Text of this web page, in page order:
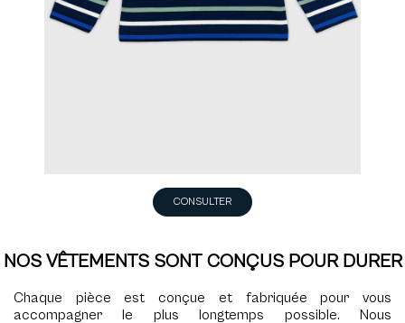
CONSULTER
NOS VÊTEMENTS SONT CONÇUS POUR DURER
Chaque pièce est conçue et fabriquée pour vous
accompagner le plus longtemps possible. Nous